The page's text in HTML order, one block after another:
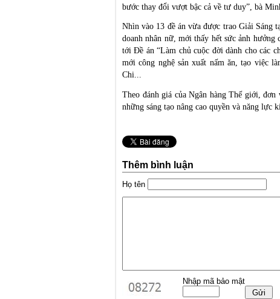
bước thay đổi vượt bậc cả về tư duy”, bà
Nhìn vào 13 đề án vừa được trao Giải Sáng
doanh nhân nữ, mới thấy hết sức ảnh hưởng
tới Đề án “Làm chủ cuộc đời dành cho các
mới công nghệ sản xuất nấm ăn, tạo việc
Chi...
Theo đánh giá của Ngân hàng Thế giới,
những sáng tạo nâng cao quyền và năng lực
Thêm bình luận
Họ tên
Nhập mã bảo mật